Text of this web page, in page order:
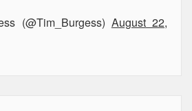
(@Tim_Burgess) August 22,